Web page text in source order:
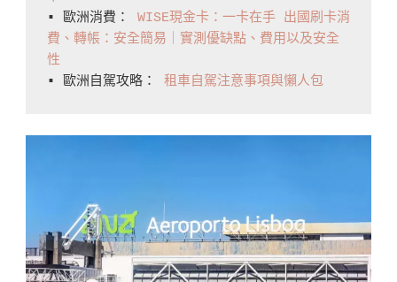
▪️ 歐洲消費： WISE現金卡：一卡在手 出國刷卡消
費、轉帳：安全簡易｜實測優缺點、費用以及安全
性
▪️ 歐洲自駕攻略： 租車自駕注意事項與懶人包